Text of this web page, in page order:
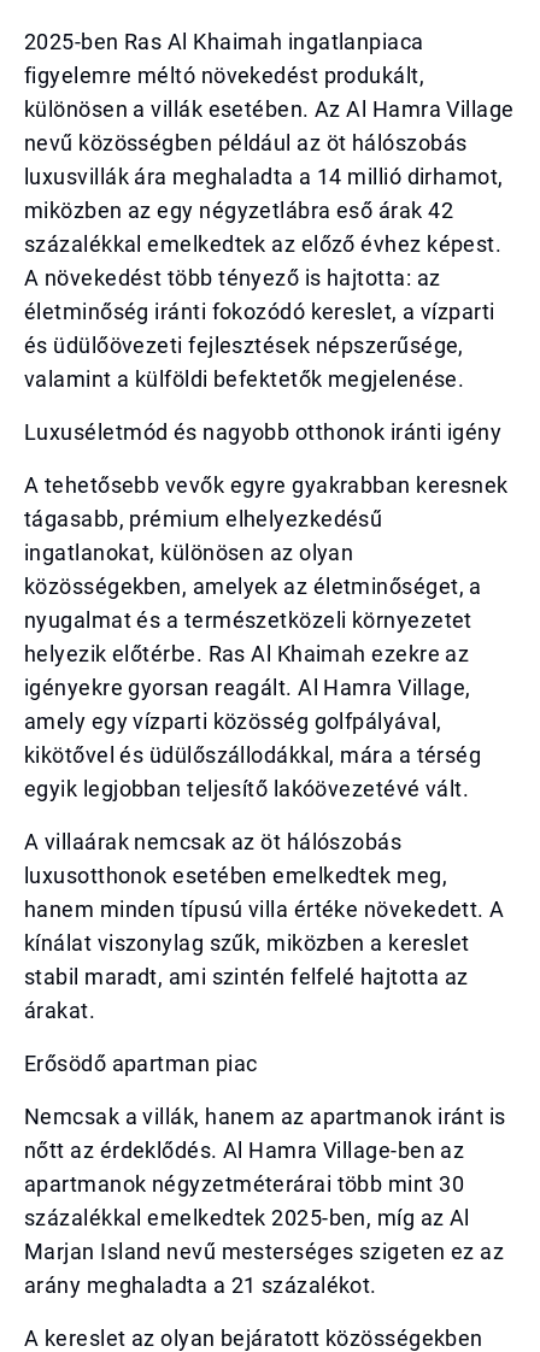
2025-ben Ras Al Khaimah ingatlanpiaca
figyelemre méltó növekedést produkált,
különösen a villák esetében. Az Al Hamra Village
nevű közösségben például az öt hálószobás
luxusvillák ára meghaladta a 14 millió dirhamot,
miközben az egy négyzetlábra eső árak 42
százalékkal emelkedtek az előző évhez képest.
A növekedést több tényező is hajtotta: az
életminőség iránti fokozódó kereslet, a vízparti
és üdülőövezeti fejlesztések népszerűsége,
valamint a külföldi befektetők megjelenése.
Luxuséletmód és nagyobb otthonok iránti igény
A tehetősebb vevők egyre gyakrabban keresnek
tágasabb, prémium elhelyezkedésű
ingatlanokat, különösen az olyan
közösségekben, amelyek az életminőséget, a
nyugalmat és a természetközeli környezetet
helyezik előtérbe. Ras Al Khaimah ezekre az
igényekre gyorsan reagált. Al Hamra Village,
amely egy vízparti közösség golfpályával,
kikötővel és üdülőszállodákkal, mára a térség
egyik legjobban teljesítő lakóövezetévé vált.
A villaárak nemcsak az öt hálószobás
luxusotthonok esetében emelkedtek meg,
hanem minden típusú villa értéke növekedett. A
kínálat viszonylag szűk, miközben a kereslet
stabil maradt, ami szintén felfelé hajtotta az
árakat.
Erősödő apartman piac
Nemcsak a villák, hanem az apartmanok iránt is
nőtt az érdeklődés. Al Hamra Village-ben az
apartmanok négyzetméterárai több mint 30
százalékkal emelkedtek 2025-ben, míg az Al
Marjan Island nevű mesterséges szigeten ez az
arány meghaladta a 21 százalékot.
A kereslet az olyan bejáratott közösségekben